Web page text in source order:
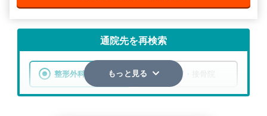
通院先を再検索
整形外科 整骨院・接骨院
もっと見る